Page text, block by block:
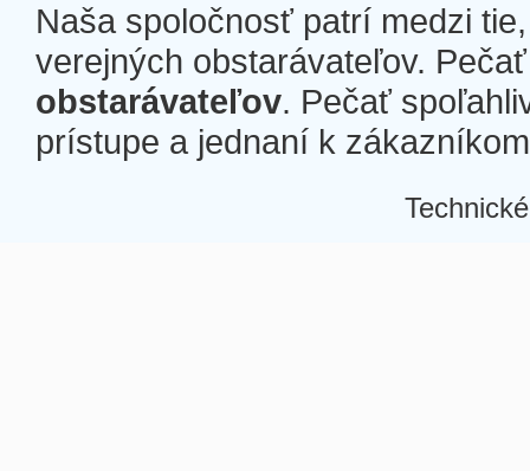
Naša spoločnosť patrí medzi
verejných obstarávateľov.
obstarávateľov. Pečať
prístupe a jednaní k